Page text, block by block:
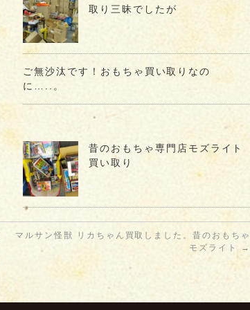
取り三昧でしたが
ご無沙汰です！おもちゃ買い取りなの
に…..。
昔のおもちゃ専門店モズライト
買い取り
マルサン怪獣 リカちゃん買取しました。昔のおもちゃ
モズライト
→